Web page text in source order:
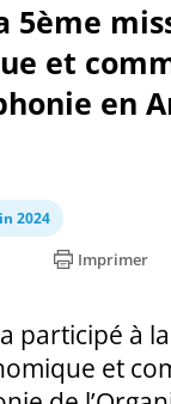
5ème
et
en
2024
Imprimer
a participé à
et